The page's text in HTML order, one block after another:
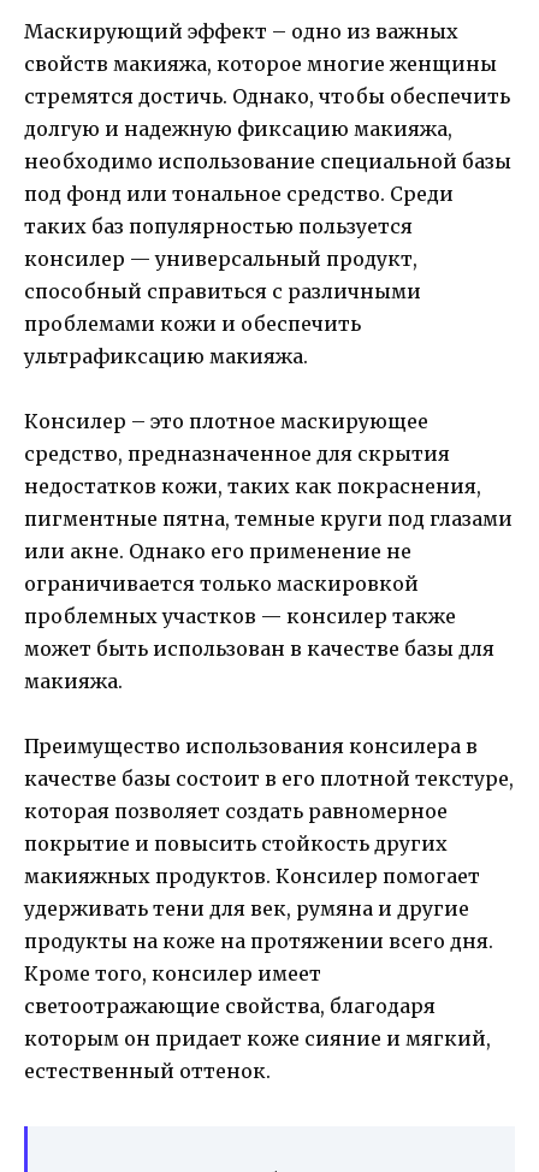
Маскирующий эффект – одно из важных
свойств макияжа, которое многие женщины
стремятся достичь. Однако, чтобы обеспечить
долгую и надежную фиксацию макияжа,
необходимо использование специальной базы
под фонд или тональное средство. Среди
таких баз популярностью пользуется
консилер — универсальный продукт,
способный справиться с различными
проблемами кожи и обеспечить
ультрафиксацию макияжа.
Консилер – это плотное маскирующее
средство, предназначенное для скрытия
недостатков кожи, таких как покраснения,
пигментные пятна, темные круги под глазами
или акне. Однако его применение не
ограничивается только маскировкой
проблемных участков — консилер также
может быть использован в качестве базы для
макияжа.
Преимущество использования консилера в
качестве базы состоит в его плотной текстуре,
которая позволяет создать равномерное
покрытие и повысить стойкость других
макияжных продуктов. Консилер помогает
удерживать тени для век, румяна и другие
продукты на коже на протяжении всего дня.
Кроме того, консилер имеет
светоотражающие свойства, благодаря
которым он придает коже сияние и мягкий,
естественный оттенок.